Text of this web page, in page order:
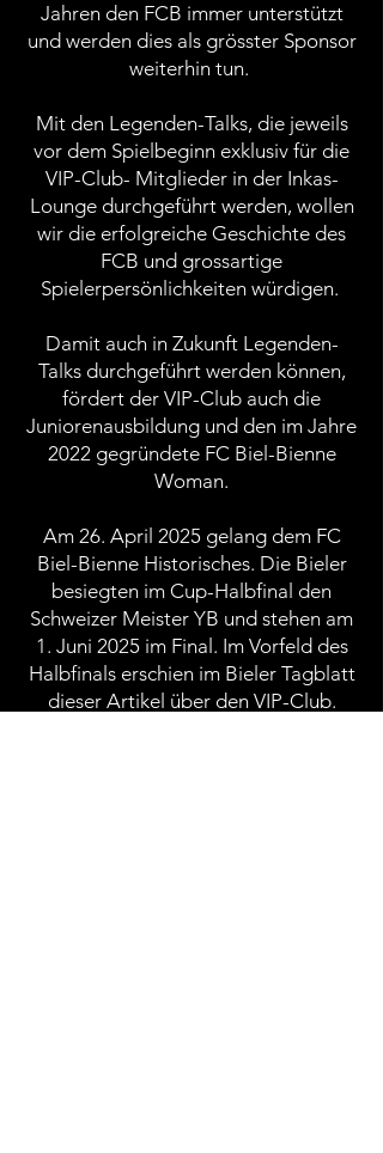
Jahren den FCB immer unterstützt
und werden dies als grösster Sponsor
weiterhin tun.
Mit den Legenden-Talks, die jeweils
vor dem Spielbeginn exklusiv für die
VIP-Club- Mitglieder in der Inkas-
Lounge durchgeführt werden, wollen
wir die erfolgreiche Geschichte des
FCB und grossartige
Spielerpersönlichkeiten würdigen.
Damit auch in Zukunft Legenden-
Talks durchgeführt werden können,
fördert der VIP-Club auch die
Juniorenausbildung und den im Jahre
2022 gegründete FC Biel-Bienne
Woman.
Am 26. April 2025 gelang dem FC
Biel-Bienne Historisches. Die Bieler
besiegten im Cup-Halbfinal den
Schweizer Meister YB und stehen am
1. Juni 2025 im Final. Im Vorfeld des
Halbfinals erschien im Bieler Tagblatt
dieser Artikel über den VIP-Club.